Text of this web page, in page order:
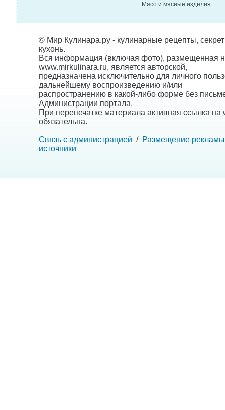
Мясо и мясные изделия
© Мир Кулинара.ру - кулинарные рецепты,
кухонь.
Вся информация (включая фото), размещенная
www.mirkulinara.ru, является авторской,
предназначена исключительно для личного
дальнейшему воспроизведению и/или
распространению в какой-либо форме без
Администрации портала.
При перепечатке материала активная ссылка на
обязательна.
Связь с администрацией / Размещение рекламы
источники